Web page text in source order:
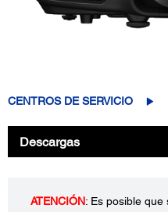
CENTROS DE SERVICIO
Descargas
ATENCIÓN: Es posible